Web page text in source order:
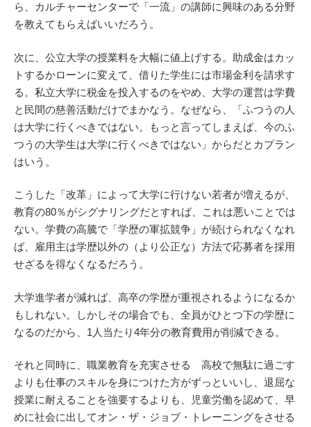
ら、カルチャーセンターで「一流」の講師に興味のある分野
を教えてもらえばいいだろう。
次に、公立大学の授業料を大幅に値上げする。助成金はカッ
トするかローンに変えて、借りた学生には市場金利を請求す
る。私立大学に税金を投入するのをやめ、大学の運営は学費
と民間の慈善活動だけでまかなう。なぜなら、「ふつうの人
は大学に行くべきではない。もっと言ってしまえば、今のふ
つうの大学生は大学に行くべきではない」からだとカプラン
はいう。
こうした「改革」によって大学に行けない若者が増えるが、
教育の80％がシグナリングだとすれば、これは悪いことでは
ない。学費の高騰で「学歴の軍拡競争」が続けられなくなれ
ば、雇用主は学歴以外の（より公正な）方法で応募者を採用
せざるを得なくなるだろう。
大学進学者が減れば、高卒の学歴が重視されるようになるか
もしれない。しかしその場合でも、全員がひとつ下の学歴に
なるのだから、1人当たり4年分の教育費用が削減できる。
それと同時に、職業教育を充実させる 高校で無駄に過ごす
よりも仕事のスキルを身につけた方がずっといいし、退屈な
授業に耐えることを強要するよりも、児童労働を認めて、早
めに社会に出してオン・ザ・ジョブ・トレーニングをさせる